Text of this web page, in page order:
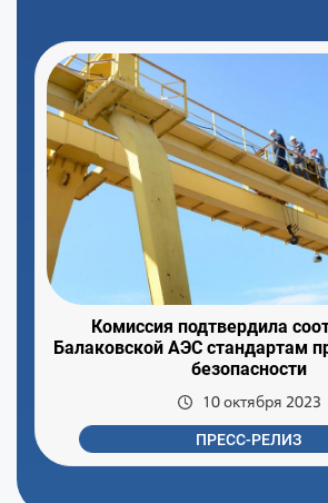
Комиссия подтвердила
Балаковской АЭС стандартам
безопасности
10 октября 2023
ПРЕСС-РЕЛИЗ